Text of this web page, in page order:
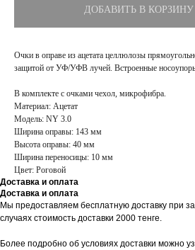
ДОБАВИТЬ В КОРЗИНУ
Очки в оправе из ацетата целлюлозы
защитой от УФ/УФВ лучей. Встроенные
В комплекте с очками чехол, микрофибра.
Материал: Ацетат
Модель: NY 3.0
Ширина оправы: 143 мм
Высота оправы: 40 мм
Ширина переносицы: 10 мм
Цвет: Роговой
Доставка и оплата
Доставка и оплата
Мы предоставляем бесплатную доставку при
случаях стоимость доставки 2000 тенге.
Более подробно об условиях доставки можно
ПОКУПАТЕЛЯМ
Доставка
Возврат и обмен Блог